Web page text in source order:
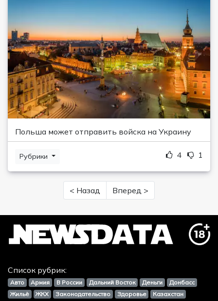
Польша может отправить войска на Украину
Рубрики 4 1
< Назад Вперед >
Список рубрик:
Авто Армия В России Дальний Восток Деньги
Донбасс
Жильё
ЖКХ Законодательство Здоровье Казахстан